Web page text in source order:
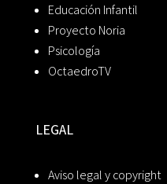
Educación Infantil
Proyecto Noria
Psicología
OctaedroTV
LEGAL
Aviso legal y copyright